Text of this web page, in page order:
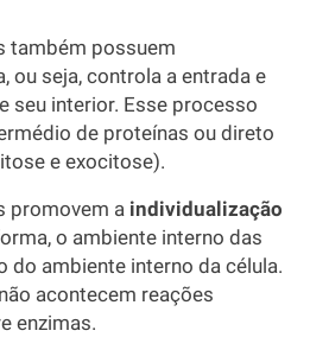
também possuem
ou seja, controla a entrada e
seu interior. Esse processo
de proteínas ou direto
e exocitose).
promovem a individualização
o ambiente interno das
do ambiente interno da célula.
acontecem reações
enzimas.